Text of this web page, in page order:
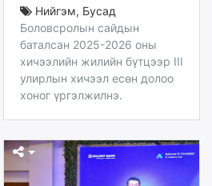
Нийгэм, Бусад
Боловсролын сайдын
баталсан 2025-2026 оны
хичээлийн жилийн бүтцээр III
улирлын хичээл есөн долоо
хоног үргэлжилнэ.